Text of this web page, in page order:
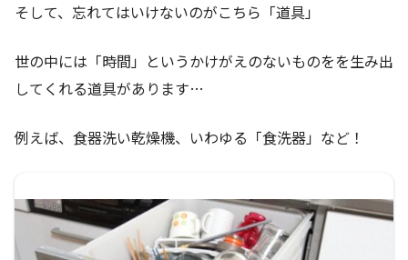
そして、忘れてはいけないのがこちら「道具」
世の中には「時間」というかけがえのないものをを生み出
してくれる道具があります…
例えば、食器洗い乾燥機、いわゆる「食洗器」など！